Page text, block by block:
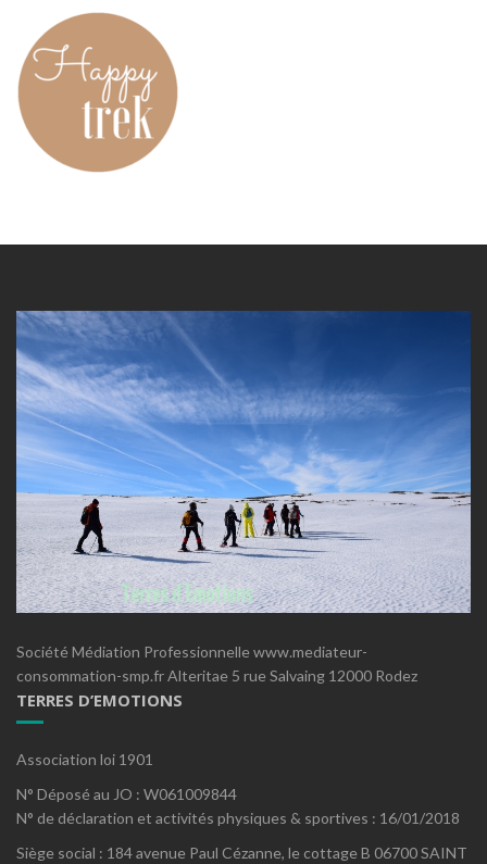
Société Médiation Professionnelle www.mediateur-
consommation-smp.fr Alteritae 5 rue Salvaing 12000 Rodez
TERRES D’EMOTIONS
Association loi 1901
N° Déposé au JO : W061009844
N° de déclaration et activités physiques & sportives : 16/01/2018
Siège social : 184 avenue Paul Cézanne, le cottage B 06700 SAINT